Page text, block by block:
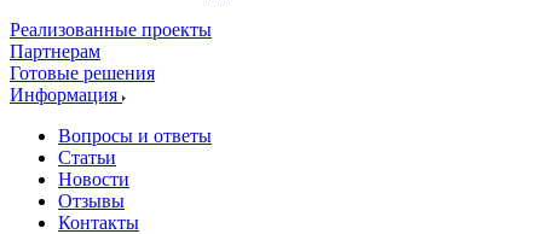
Реализованные проекты
Партнерам
Готовые решения
Информация
Вопросы и ответы
Статьи
Новости
Отзывы
Контакты